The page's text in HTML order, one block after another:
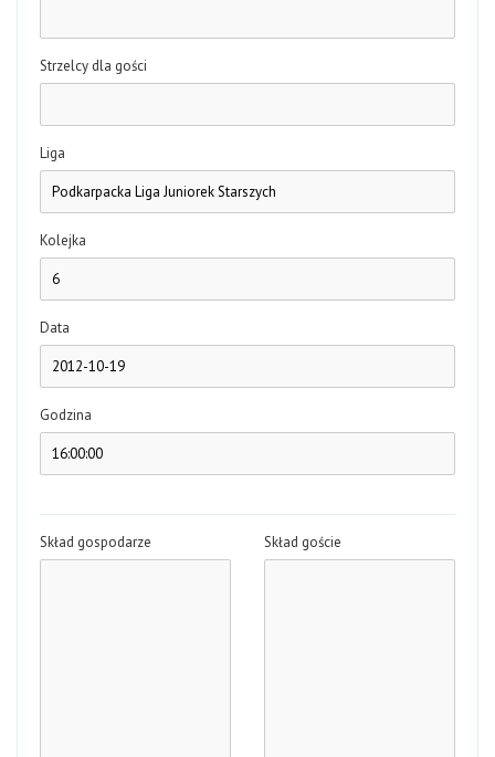
Strzelcy dla gości
Liga
Kolejka
Data
Godzina
Skład gospodarze Skład goście